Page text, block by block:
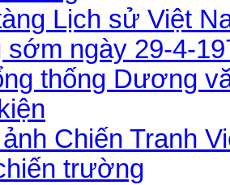
Lịch sử Việt
sớm ngày 29-4-
thống Dương
Chiến Tranh
trường